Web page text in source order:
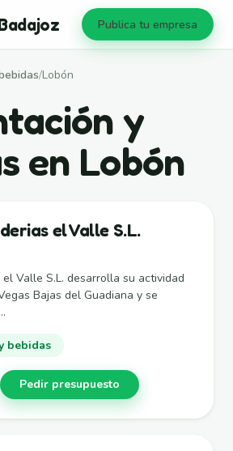
Publica tu empresa
/Lobón
y
en Lobón
el Valle S.L.
Valle S.L. desarrolla su actividad
Bajas del Guadiana y se
bebidas
Pedir presupuesto